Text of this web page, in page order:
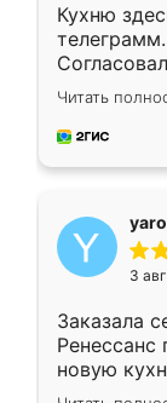
Кухню
недели
довольны
мебель за
Читать
3
Заказала
Ренессанс
новую
вполне